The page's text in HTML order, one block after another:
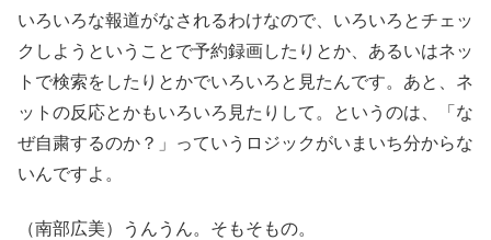
いろいろな報道がなされるわけなので、いろいろとチェッ
クしようということで予約録画したりとか、あるいはネッ
トで検索をしたりとかでいろいろと見たんです。あと、ネ
ットの反応とかもいろいろ見たりして。というのは、「な
ぜ自粛するのか？」っていうロジックがいまいち分からな
いんですよ。
（南部広美）うんうん。そもそもの。